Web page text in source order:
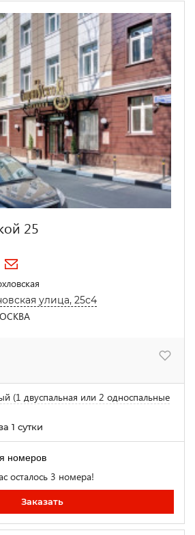
25
улица, 25с4
(1 двуспальная или 2 односпальные
1 сутки
номеров
осталось 3 номера!
Заказать